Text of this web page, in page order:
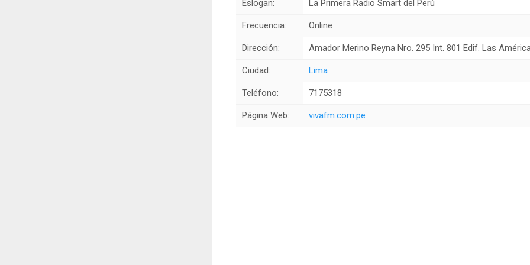
Eslogan: La Primera Radio Smart del Perú
Frecuencia: Online
Dirección: Amador Merino Reyna Nro. 295 Int. 801 Edif. Las
Ciudad: Lima
Teléfono: 7175318
Página Web: vivafm.com.pe